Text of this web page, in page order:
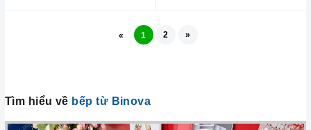
« 1 2 »
Tìm hiểu về bếp từ Binova